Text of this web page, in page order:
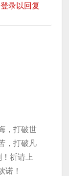
登录以回复
，打破世
，打破凡
祈请上
诺！